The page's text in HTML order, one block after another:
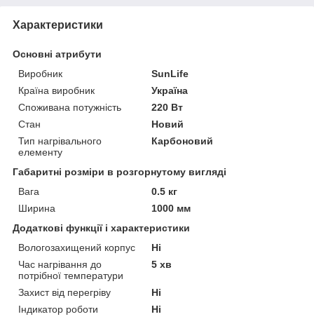
Характеристики
Основні атрибути
Виробник
SunLife
Країна виробник
Україна
Споживана потужність
220 Вт
Стан
Новий
Тип нагрівального
елементу
Карбоновий
Габаритні розміри в розгорнутому вигляді
Вага
0.5 кг
Ширина
1000 мм
Додаткові функції і характеристики
Вологозахищений корпус
Ні
Час нагрівання до
потрібної температури
5 хв
Захист від перегріву
Ні
Індикатор роботи
Ні